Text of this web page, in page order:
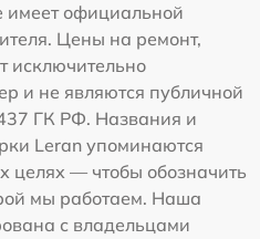
имеет официальной
Цены на ремонт,
исключительно
и не являются публичной
ГК РФ. Названия и
Leran упоминаются
целях — чтобы обозначить
мы работаем. Наша
с владельцами